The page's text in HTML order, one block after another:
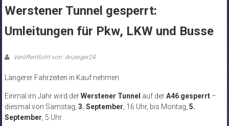
Werstener Tunnel gesperrt:
Umleitungen für Pkw, LKW und Busse
Veröffentlicht von: Anzeiger24
Längerer Fahrzeiten in Kauf nehmen
Einmal im Jahr wird derWerstener Tunnel auf derA46 gesperrt–
diesmal von Samstag, 3. September , 16 Uhr, bis Montag, 5.
September , 5 Uhr.